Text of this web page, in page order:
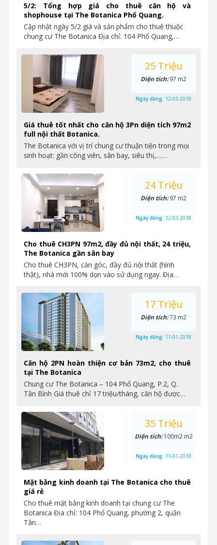
5/2: Tổng hợp giá cho thuê căn hộ và
shophouse tại The Botanica Phổ Quang.
Cập nhật ngày 5/2 giá và sản phẩm cho thuê thuộc
chung cư The Botanica Địa chỉ: 104 Phổ Quang,…
Giá thuê tốt nhất cho căn hộ 3Pn diện tích 97m2
full nội thất Botanica.
The Botanica với vị trí chung cư thuận tiện trong mọi
sinh hoạt: gần công viên, sân bay, siêu thị,……
25 Triệu
Diện tích:97 m2
Ngày đăng: 12-03-2018
Cho thuê CH3PN 97m2, đầy đủ nội thất, 24 triệu,
The Botanica gần sân bay
Cho thuê CH3PN, căn góc, đầy đủ nội thất (hình
thật), nhà mới 100% dọn vào sử dụng ngay. Địa…
24 Triệu
Diện tích:97 m2
Ngày đăng: 12-03-2018
Căn hộ 2PN hoàn thiện cơ bản 73m2, cho thuê
tại The Botanica
Chung cư The Botanica – 104 Phổ Quang, P.2, Q.
Tân Bình Giá thuê chỉ 17 triệu/tháng, căn hộ được…
17 Triệu
Diện tích:73 m2
Ngày đăng: 11-01-2018
Mặt bằng kinh doanh tại The Botanica cho thuê
giá rẻ
Cho thuê mặt bằng kinh doanh tại chung cư The
Botanica Địa chỉ: 104 Phổ Quang, phường 2, quận
Tân…
35 Triệu
Diện tích:100m2 m2
Ngày đăng: 11-01-2018